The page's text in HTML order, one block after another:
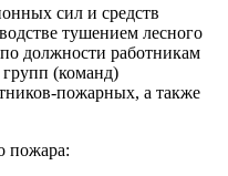
сил и средств
тушением лесного
должности работникам
(команд)
пожарных, а также
пожара: